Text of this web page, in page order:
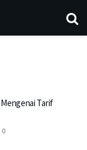
Tarif
0